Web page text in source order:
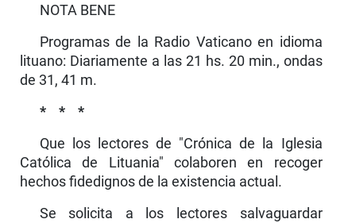
NOTA BENE
Programas de la Radio Vaticano en idioma
lituano: Diariamente a las 21 hs. 20 min., ondas
de 31, 41 m.
* * *
Que los lectores de "Crónica de la Iglesia
Católica de Lituania" colaboren en recoger
hechos fidedignos de la existencia actual.
Se solicita a los lectores salvaguardar